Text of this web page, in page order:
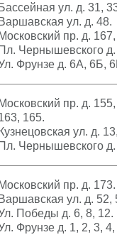
Бассейная ул. д. 31,
Варшавская ул. д. 48.
Московский пр. д.
Пл. Чернышевского д.
Фрунзе д. 6А, 6Б,
Московский пр. д.
165.
Кузнецовская ул. д.
Пл. Чернышевского д.
Московский пр. д. 173.
Варшавская ул. д. 52,
Победы д. 6, 8, 12.
Фрунзе д. 1, 2, 3, 4,